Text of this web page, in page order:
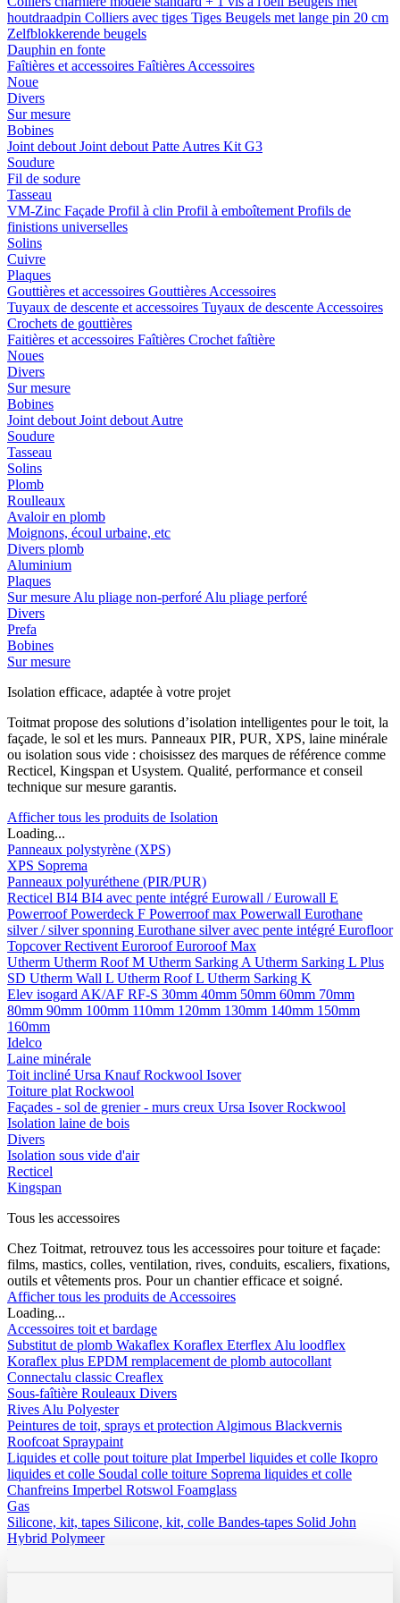
houtdraadpin Colliers avec tiges Tiges Beugels met lange pin 20 cm
Zelfblokkerende beugels
Dauphin en fonte
Faîtières et accessoires Faîtières Accessoires
Noue
Divers
Sur mesure
Bobines
Joint debout Joint debout Patte Autres Kit G3
Soudure
Fil de sodure
Tasseau
VM-Zinc Façade Profil à clin Profil à emboîtement Profils de
finistions universelles
Solins
Cuivre
Plaques
Gouttières et accessoires Gouttières Accessoires
Tuyaux de descente et accessoires Tuyaux de descente Accessoires
Crochets de gouttières
Faitières et accessoires Faîtières Crochet faîtière
Noues
Divers
Sur mesure
Bobines
Joint debout Joint debout Autre
Soudure
Tasseau
Solins
Plomb
Roulleaux
Avaloir en plomb
Moignons, écoul urbaine, etc
Divers plomb
Aluminium
Plaques
Sur mesure Alu pliage non-perforé Alu pliage perforé
Divers
Prefa
Bobines
Sur mesure
Isolation efficace, adaptée à votre projet
Toitmat propose des solutions d’isolation intelligentes pour le toit, la
façade, le sol et les murs. Panneaux PIR, PUR, XPS, laine minérale
ou isolation sous vide : choisissez des marques de référence comme
Recticel, Kingspan et Usystem. Qualité, performance et conseil
technique sur mesure garantis.
Afficher tous les produits de Isolation
Loading...
Panneaux polystyrène (XPS)
XPS Soprema
Panneaux polyuréthene (PIR/PUR)
Recticel BI4 BI4 avec pente intégré Eurowall / Eurowall E
PowerroofPowerdeck F Powerroof max Powerwall Eurothane
silver / silver sponning Eurothane silver avec pente intégré Eurofloor
TopcoverRectivent EuroroofEuroroof Max
Utherm Utherm Roof M Utherm Sarking A Utherm Sarking L Plus
SD Utherm Wall L Utherm Roof L Utherm Sarking K
Elev isogard AK/AF RF-S 30mm 40mm 50mm 60mm 70mm
80mm 90mm 100mm 110mm 120mm 130mm 140mm 150mm
160mm
Idelco
Laine minérale
Toit incliné Ursa KnaufRockwool Isover
Toiture plat Rockwool
Façades - sol de grenier - murs creux Ursa IsoverRockwool
Isolation laine de bois
Divers
Isolation sous vide d'air
Recticel
Kingspan
Tous les accessoires
Chez Toitmat, retrouvez tous les accessoires pour toiture et façade:
films, mastics, colles, ventilation, rives, conduits, escaliers, fixations,
outils et vêtements pros. Pour un chantier efficace et soigné.
Afficher tous les produits de Accessoires
Loading...
Accessoires toit et bardage
Substitut de plomb Wakaflex Koraflex Eterflex Alu loodflex
Koraflex plus EPDM remplacement de plomb autocollant
Connectalu classic Creaflex
Sous-faîtière Rouleaux Divers
Rives Alu Polyester
Peintures de toit, sprays et protection Algimous Blackvernis
Roofcoat Spraypaint
Liquides et colle pout toiture plat Imperbel liquides et colle Ikopro
liquides et colle Soudal colle toiture Soprema liquides et colle
Chanfreins Imperbel Rotswol Foamglass
Gas
Silicone, kit, tapes Silicone, kit, colle Bandes-tapes Solid John
Hybrid Polymeer
Imperméabilisation
Gouttières plastique, RWAGouttièresRWAPE tuyaux et